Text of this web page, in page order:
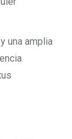
una amplia